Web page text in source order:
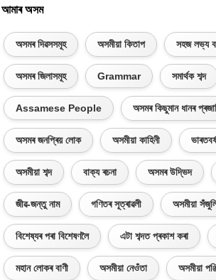
আমাৰ অসম
অসমৰ দিৱসসমূহ অসমীয়া কিতাপ সহজ লভ্য
অসমৰ জিলাসমূহ Grammar সমাৰ্থক শব্দ
Assamese People অসমৰ কিছুমান ধানৰ
অসমৰ জনপ্ৰিয় লোক অসমীয়া কাহিনী
অসমীয়া শব্দ বাক্য ৰচনা অসমৰ উদ্ভিদ
জীৱ-জন্তু নাম গণিতৰ সূত্ৰাৱলী অসমীয়া
বিশেষ্যৰ পৰা বিশেষণলৈ এটা শব্দত প্ৰকাশ কৰা
মহান লোকৰ বাণী অসমীয়া নেওঁতা অসমীয়া